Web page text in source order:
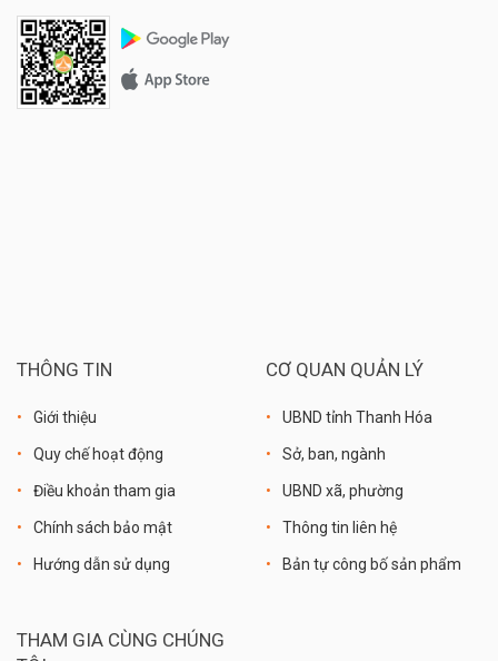
THÔNG TIN
Giới thiệu
Quy chế hoạt động
Điều khoản tham gia
Chính sách bảo mật
Hướng dẫn sử dụng
CƠ QUAN QUẢN LÝ
UBND tỉnh Thanh Hóa
Sở, ban, ngành
UBND xã, phường
Thông tin liên hệ
Bản tự công bố sản phẩm
THAM GIA CÙNG CHÚNG